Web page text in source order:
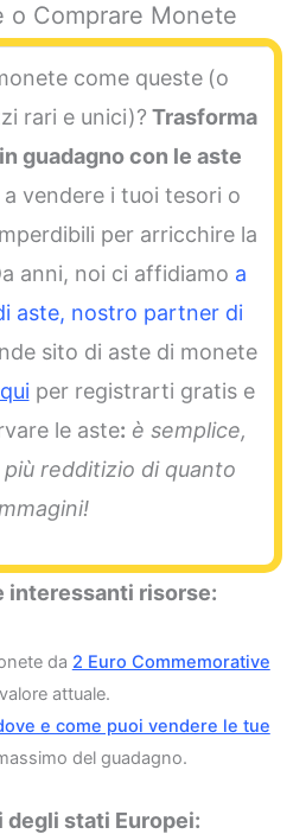
o Comprare Monete
come queste (o
rari e unici)? Trasforma
guadagno con le aste
vendere i tuoi tesori o
per arricchire la
anni, noi ci affidiamo a
aste, nostro partner di
sito di aste di monete
per registrarti gratis e
le aste: è semplice,
redditizio di quanto
interessanti risorse:
da 2 Euro Commemorative
attuale.
e come puoi vendere le tue
del guadagno.
stati Europei: